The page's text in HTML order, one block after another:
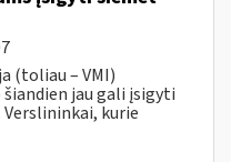
(toliau – VMI)
jau gali įsigyti
kurie